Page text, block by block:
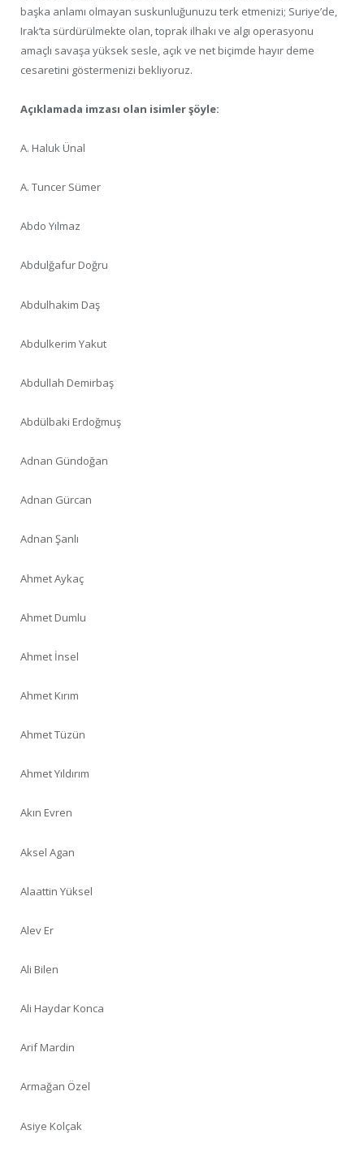
başka anlamı olmayan suskunluğunuzu terk etmenizi; Suriye’de,
Irak’ta sürdürülmekte olan, toprak ilhakı ve algı operasyonu
amaçlı savaşa yüksek sesle, açık ve net biçimde hayır deme
cesaretini göstermenizi bekliyoruz.
Açıklamada imzası olan isimler şöyle:
A. Haluk Ünal
A. Tuncer Sümer
Abdo Yılmaz
Abdulğafur Doğru
Abdulhakim Daş
Abdulkerim Yakut
Abdullah Demirbaş
Abdülbaki Erdoğmuş
Adnan Gündoğan
Adnan Gürcan
Adnan Şanlı
Ahmet Aykaç
Ahmet Dumlu
Ahmet İnsel
Ahmet Kırım
Ahmet Tüzün
Ahmet Yıldırım
Akın Evren
Aksel Agan
Alaattin Yüksel
Alev Er
Ali Bilen
Ali Haydar Konca
Arif Mardin
Armağan Özel
Asiye Kolçak